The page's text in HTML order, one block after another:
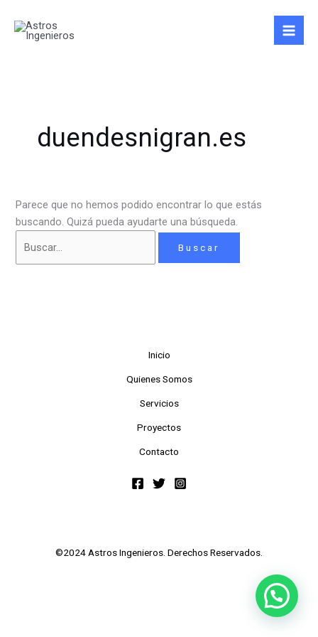
contenido
duendesnigran.es
Parece que no hemos podido encontrar lo que estás
buscando. Quizá pueda ayudarte una búsqueda.
por:
Inicio
Quienes Somos
Servicios
Proyectos
Contacto
©2024 Astros Ingenieros. Derechos Reservados.